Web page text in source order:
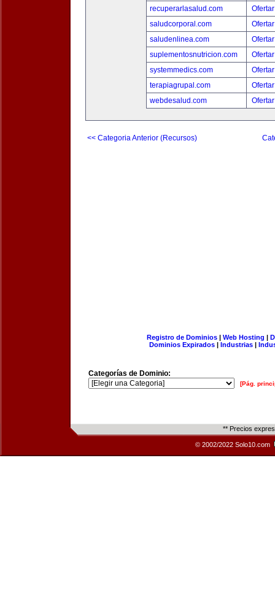
recuperarlasalud.com
saludcorporal.com
saludenlinea.com
suplementosnutricion.com
systemmedics.com
terapiagrupal.com
webdesalud.com
<< Categoria Anterior (Recursos)
Registro de Dominios| Web Hosting |
Dominios Expirados | Industrias |
Categorías de Dominio:
[Pág.
** Precios
© 2002/2022 Solo10.com